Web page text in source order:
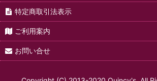
特定商取引法表示
ご利用案内
お問い合せ